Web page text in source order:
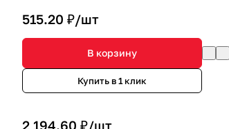
515.20 ₽/шт
В корзину
Купить в 1 клик
2 194.60 ₽/шт